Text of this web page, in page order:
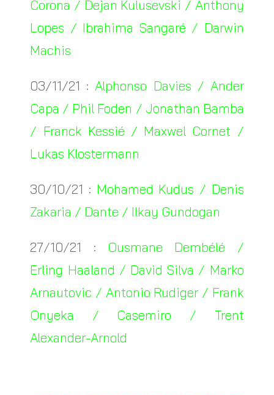
Corona / Dejan Kulusevski / Anthony
Lopes / Ibrahima Sangaré / Darwin
Machis
03/11/21 :Alphonso Davies / Ander
Capa / Phil Foden / Jonathan Bamba
/ Franck Kessié / Maxwel Cornet /
Lukas Klostermann
30/10/21 : Mohamed Kudus / Denis
Zakaria / Dante / Ilkay Gundogan
27/10/21 : Ousmane Dembélé /
Erling Haaland / David Silva / Marko
Arnautovic / Antonio Rudiger / Frank
Onyeka / Casemiro / Trent
Alexander-Arnold